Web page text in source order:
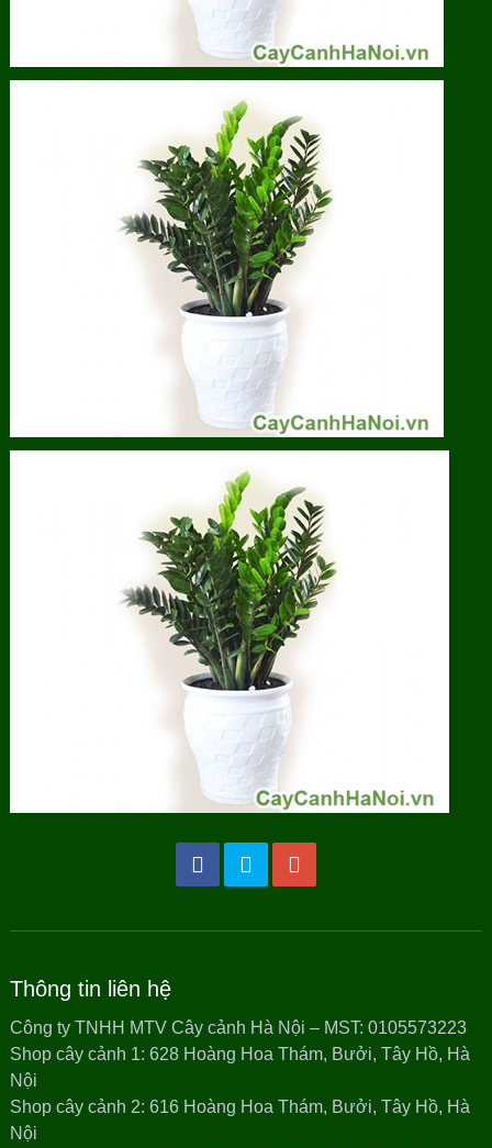
Thông tin liên hệ
Công ty TNHH MTV Cây cảnh Hà Nội – MST: 0105573223
Shop cây cảnh 1: 628 Hoàng Hoa Thám, Bưởi, Tây Hồ, Hà
Nội
Shop cây cảnh 2: 616 Hoàng Hoa Thám, Bưởi, Tây Hồ, Hà
Nội